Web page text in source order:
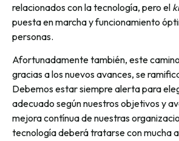
relacionados con la tecnología, pero el
puesta en marcha y funcionamiento
personas.
Afortunadamente también, este
gracias a los nuevos avances, se
Debemos estar siempre alerta para
adecuado según nuestros objetivos y
mejora contínua de nuestras
tecnología deberá tratarse con mucha